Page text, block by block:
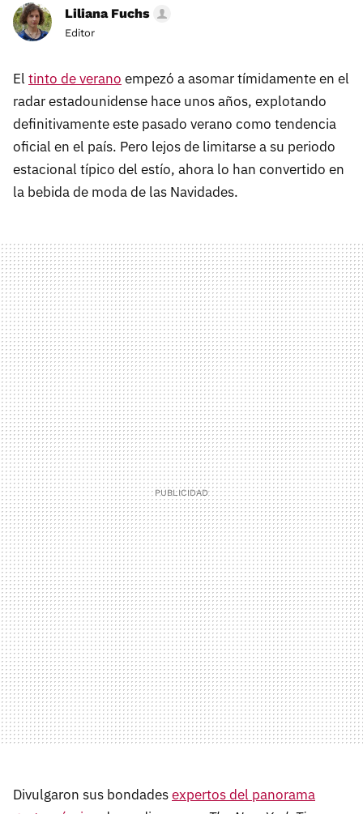
Liliana Fuchs
Editor
El tinto de verano empezó a asomar tímidamente en el
radar estadounidense hace unos años, explotando
definitivamente este pasado verano como tendencia
oficial en el país. Pero lejos de limitarse a su periodo
estacional típico del estío, ahora lo han convertido en
la bebida de moda de las Navidades.
Divulgaron sus bondadesexpertos del panorama